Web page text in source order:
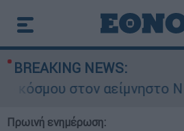
BREAKING NEWS:
στον αείμνηστο
Πρωινή ενημέρωση: